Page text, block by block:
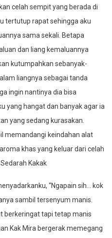
celah sempit yang berada di
tertutup rapat sehingga aku
sama sekali. Betapa
dan liang kemaluannya
kutumpahkan sebanyak-
liangnya sebagai tanda
ingin nantinya dia bisa
yang hangat dan banyak agar ia
yang sedang kurasakan.
memandangi keindahan alat
khas yang keluar dari celah
Kakak
“Ngapain sih… kok
sambil tersenyum manis.
berkeringat tapi tetap manis
Kak Mira bergerak memegang